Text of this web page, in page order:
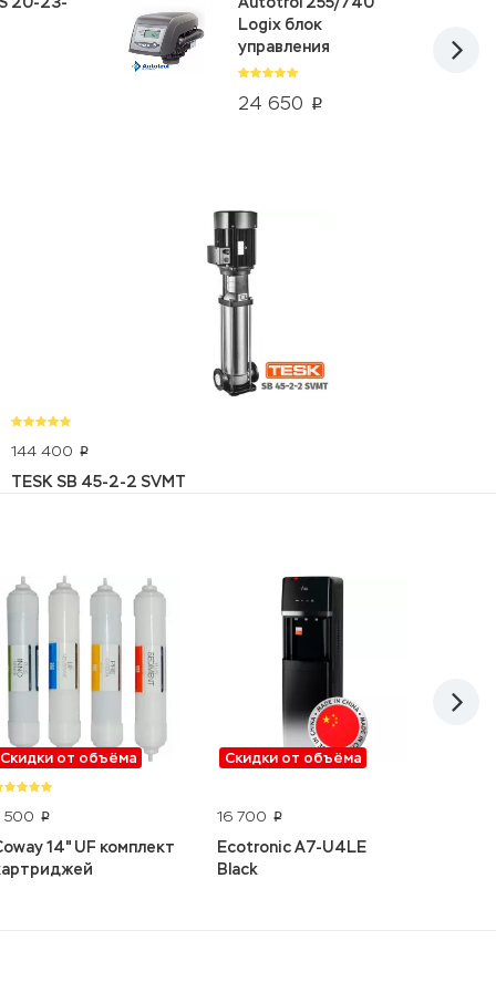
24 650 p
Logix блок
управления
144 400 p
TESK SB 45-2-2 SVMT
Скидки от объёма
500 p
14" UF комплект
Скидки от объёма
16 700 p
Ecotronic A7-U4LE
Black